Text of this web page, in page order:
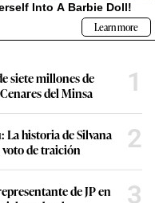
siete millones de
del Minsa
1
La historia de Silvana
de traición
2
de JP en
3